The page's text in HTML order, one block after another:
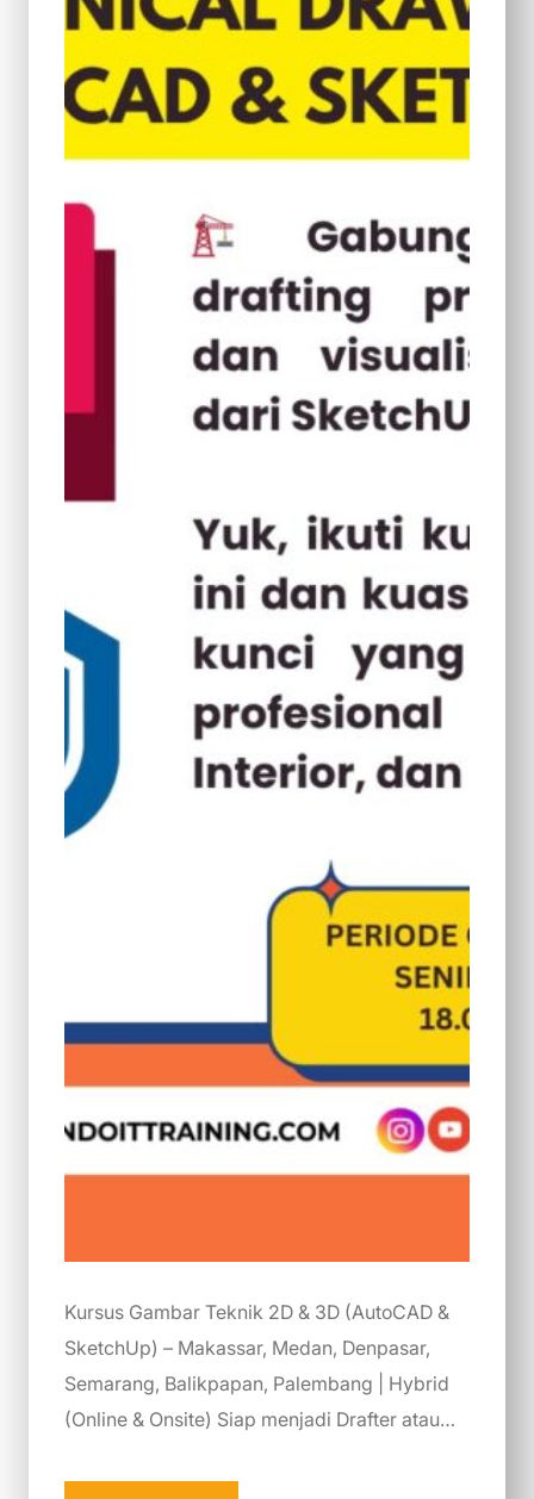
Kursus Gambar Teknik 2D & 3D (AutoCAD &
SketchUp) – Makassar, Medan, Denpasar,
Semarang, Balikpapan, Palembang | Hybrid
(Online & Onsite) Siap menjadi Drafter atau…